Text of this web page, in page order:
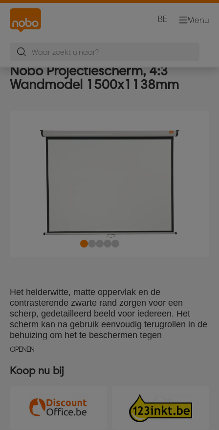
Menu
BE
Nobo Projectiescherm, 4:3
Wandmodel 1500x1138mm
Het helderwitte, matte oppervlak en de
contrasterende zwarte rand zorgen voor een
scherp, gedetailleerd beeld voor iedereen. Het
scherm kan na gebruik eenvoudig terugrollen in de
behuizing om het te beschermen tegen
beschadigingen of om op te slaan wanneer het niet
kan het scherm over een whiteboard worden
bevestigd of gedraaid naar het publiek.
OPENEN
Koop nu bij